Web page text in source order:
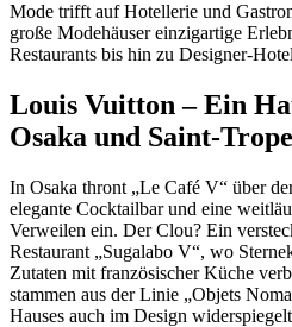
Mode trifft auf Hotellerie und
große Modehäuser einzigartige
Restaurants bis hin zu Designer-
Louis Vuitton – Ein
Osaka und Saint-
In Osaka thront „Le Café V“ über
elegante Cocktailbar und eine
Verweilen ein. Der Clou? Ein
Restaurant „Sugalabo V“, wo
Zutaten mit französischer Küche
stammen aus der Linie „Objets
Hauses auch im Design